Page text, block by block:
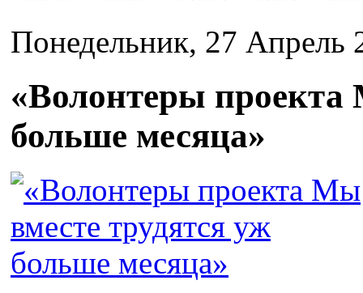
Понедельник, 27 Апрель
«Волонтеры проекта
больше месяца»